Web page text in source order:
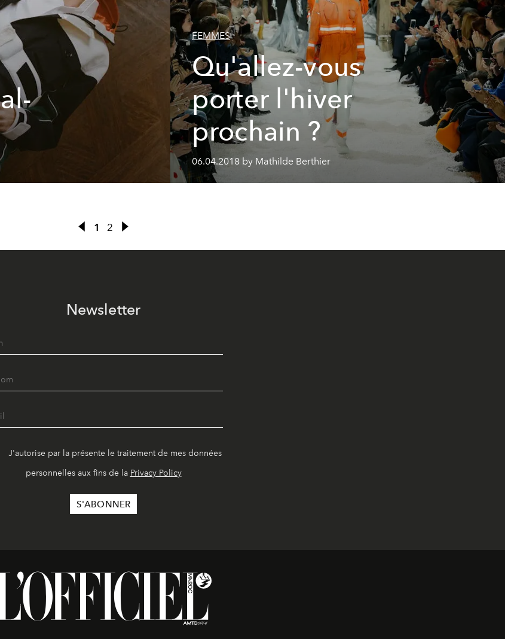
FEMMES
Qu'allez-vous
porter l'hiver
prochain ?
06.04.2018 by Mathilde Berthier
1 2
Newsletter
J'autorise par la présente le traitement de mes données
personnelles aux fins de la Privacy Policy